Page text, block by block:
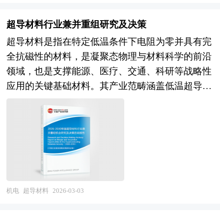
业信息中心、中国经济景气监测中心、中国行业研
究网、全国及海外相关报刊杂志的基础信息以及电
子信息行业研究单位等公布和提供的大量资料。报
告对我国电子信息行业的供需状况、发展现状、子
行业发展变化等进行了分析，重点分析了国内外电
战、行业的发展建议、行业竞争力，以及行业的投
资分析和趋势预测等等。报告还综合了电子信息行
业的整体发展动态，对行业在产品方面提供了参考
建议和具体解决办法。报告对于电子信息产品生产
企业、经销商、行业管理部门以及拟进入该行业的
投资者具有重要的参考价值，对于研究我国电子信
行业发展变化等进行了分析，重点分析了国内外机
器人行业的发展现状、如何面对行业的发展挑战、
行业的发展建议、行业竞争力，以及行业的投资分
析和趋势预测等等。报告还综合了机器人行业的整
体发展动态，对行业在产品方面提供了参考建议和
具体解决办法。报告对于机器人产品生产企业、经
销商、行业管理部门以及拟进入该行业的投资者具
有重要的参考价值，对于研究我国机器人行业发展
规律、提高企业的运营效率、促进企业的发展壮大
有学术和实践的双重意义。
（如中材科技的低介电布）正逐步打破国外垄断，
重塑全球电子材料产业格局。 本研究咨询报告由
中研普华咨询公司领衔撰写，在大量周密的市场调
研基础上，主要依据了国家统计局、国家商务部、
国家发改委、国家经济信息中心、国务院发展研究
济景气监测中心、中国行业研究网、全国及海外多
种相关报刊杂志的基础信息以及专业研究单位等公
布和提供的大量资料，结合中研普华公司对电子布
相关企业和科研单位等的实地调查，对国内外电子
布行业的供给与需求状况、相关行业的发展状况、
市场消费变化等进行了分析。重点研究了主要电子
向时延可从传统光纤的约5μs/km降至3.46μs/km，
低非线性效应，其非线性系数比传统光纤低3至4个
数量级，使得高功率光信号传输时不易产生畸变或
损伤，极大提升了系统的功率承载能力与传输稳定
性。在损耗控制方面，当前实验室最先进的空心光
缆已实现低于0.11dB/km的衰减水平，接近甚至优
于现有玻芯光纤的0.14dB/km理论极限，且理论最
小损耗可进一步降至0.1dB/km以下，为长距离无中
继传输提供了可能。 此外，空心光缆支持O、S、
E、C、L、U等多个波段的宽谱传输，通带宽度可
超过1000nm，突破了传统光纤在C+L波段的容量
瓶颈，有助于实现Pbps级超大容量通信。其典型结
超导材料行业兼并重组研究及决策
超导材料是指在特定低温条件下电阻为零并具有完
全抗磁性的材料，是凝聚态物理与材料科学的前沿
领域，也是支撑能源、医疗、交通、科研等战略性
应用的关键基础材料。其产业范畴涵盖低温超导材
氧、铋系、铁基超导体）及超导带材、超导磁体、
超导电缆、超导限流器、超导储能等下游应用产
品，涉及固体物理、冶金工程、材料制备、低温技
术、电磁工程等多学科深度交叉融合，具有技术壁
垒极高、研发周期漫长、资本投入密集、应用场景
战略性的显著特征。作为有望引发能源传输、磁悬
机电 超导材料 2026-03-03